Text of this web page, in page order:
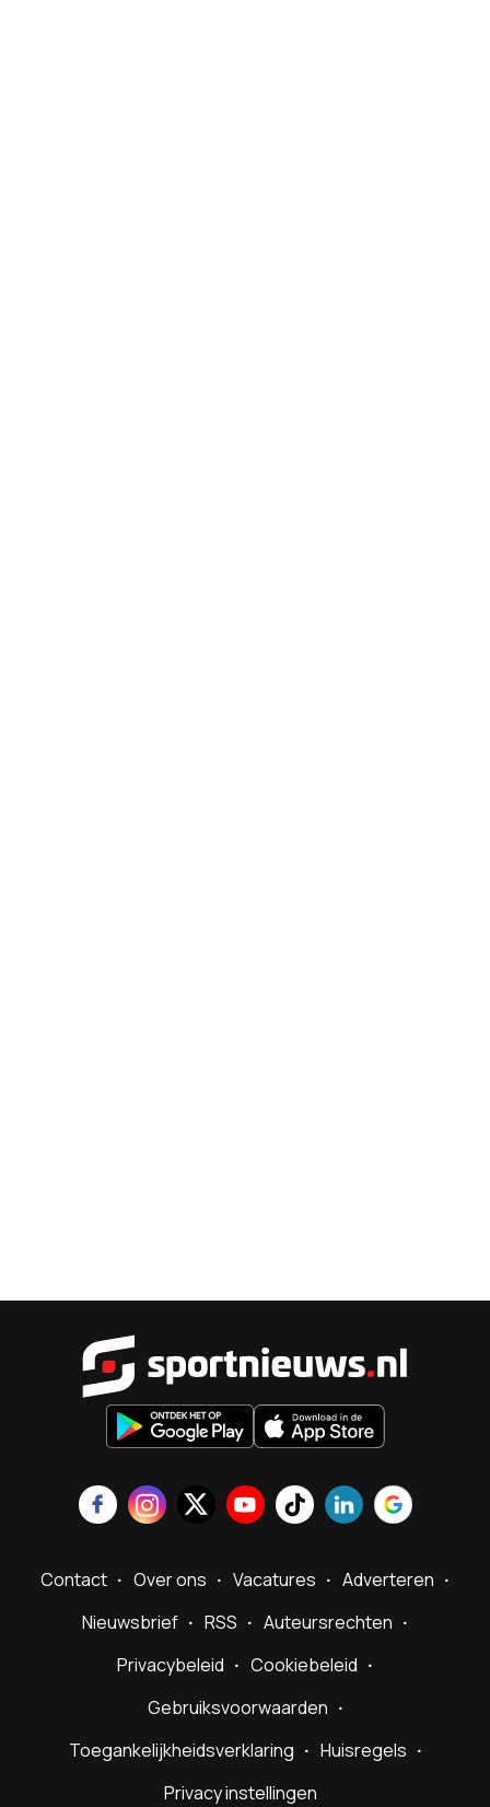
Contact Over ons Vacatures
Adverteren
Nieuwsbrief
RSS
Auteursrechten
Privacybeleid
Cookiebeleid
Gebruiksvoorwaarden
Toegankelijkheidsverklaring
Huisregels
Privacy instellingen